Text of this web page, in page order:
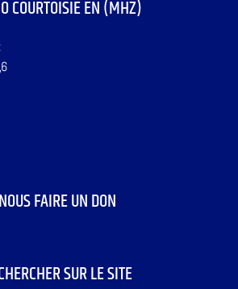
COURTOISIE EN (MHZ)
NOUS FAIRE UN DON
SUR LE SITE